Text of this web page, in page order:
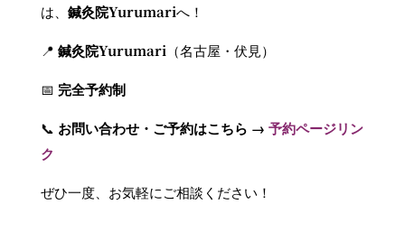
は、 鍼灸院Yurumariへ！
📍 鍼灸院Yurumari （名古屋・伏見）
📅 完全予約制
📞 お問い合わせ・ご予約はこちら → 予約ページリン
ク
ぜひ一度、お気軽にご相談ください！